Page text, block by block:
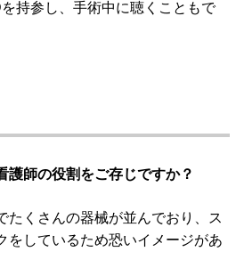
持参し、手術中に聴くこともで
護師の役割をご存じですか？
たくさんの器械が並んでおり、ス
をしているため恐いイメージがあ